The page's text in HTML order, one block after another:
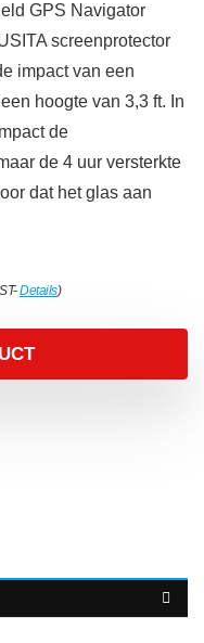
GPS Navigator
screenprotector
impact van een
hoogte van 3,3 ft. In
de
de 4 uur versterkte
dat het glas aan
Details)